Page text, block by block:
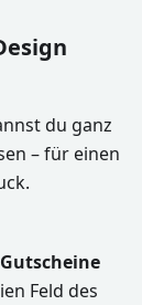
du ganz
– für einen
Feld des